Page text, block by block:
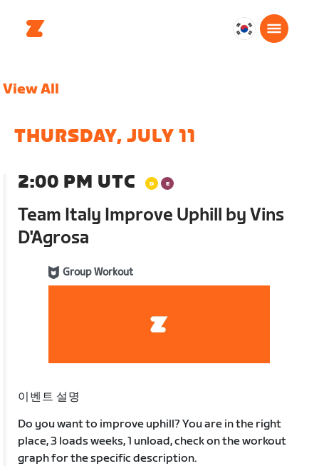
대
View All
THURSDAY, JULY 11
2:00 PM UTC
Team Italy Improve Uphill by Vins
D'Agrosa
Group Workout
이벤트 설명
Do you want to improve uphill? You are in the right
place, 3 loads weeks, 1 unload, check on the workout
graph for the specific description.